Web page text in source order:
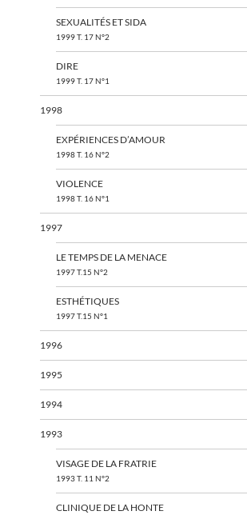
SEXUALITÉS ET SIDA
1999 T. 17 N°2
DIRE
1999 T. 17 N°1
1998
EXPÉRIENCES D’AMOUR
1998 T. 16 N°2
VIOLENCE
1998 T. 16 N°1
1997
LE TEMPS DE LA MENACE
1997 T.15 N°2
ESTHÉTIQUES
1997 T.15 N°1
1996
1995
1994
1993
VISAGE DE LA FRATRIE
1993 T. 11 N°2
CLINIQUE DE LA HONTE